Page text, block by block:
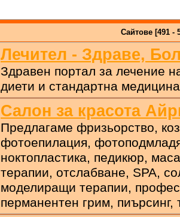
Сайтове [491 -
Лечител - Здраве,
Здравен портал за лечение
диети и стандартна медицина
Салон за красота
Предлагаме фризьорство,
фотоепилация,
ноктопластика, педикюр,
терапии, отслабване, SPA,
моделиращи терапии,
перманентен грим, пиърсинг,